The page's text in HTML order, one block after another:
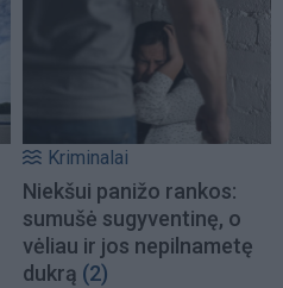
Kriminalai
Niekšui panižo rankos:
sumušė sugyventinę, o
vėliau ir jos nepilnametę
dukrą (2)